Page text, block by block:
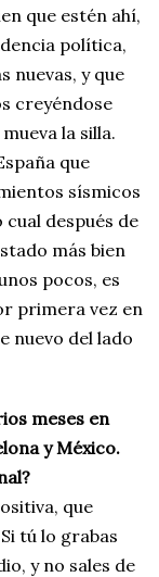
que estén ahí,
política,
nuevas, y que
creyéndose
la silla.
que
sísmicos
después de
más bien
pocos, es
primera vez en
nuevo del lado
meses en
y México.
que
tú lo grabas
y no sales de